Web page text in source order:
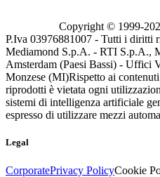
Copyright © 1999-
P.Iva 03976881007 - Tutti i diritti
Mediamond S.p.A. - RTI S.p.A.,
Amsterdam (Paesi Bassi) - Uffici
Monzese (MI)Rispetto ai
riprodotti è vietata ogni
sistemi di intelligenza artificiale
espresso di utilizzare mezzi
Legal
CorporatePrivacy PolicyCookie